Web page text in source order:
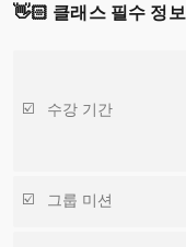
👋🏻 클래스 필수 정보
수강 기간
그룹 미션